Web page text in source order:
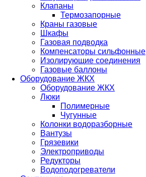
Клапаны
Термозапорные
Краны газовые
Шкафы
Газовая подводка
Компенсаторы сильфонные
Изолирующие соединения
Газовые баллоны
Оборудование ЖКХ
Оборудование ЖКХ
Люки
Полимерные
Чугунные
Колонки водоразборные
Вантузы
Грязевики
Электроприводы
Редукторы
Водоподогреватели